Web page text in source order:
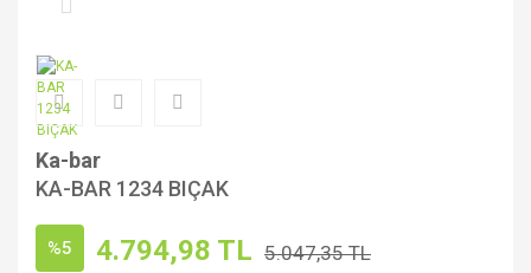
Ka-bar
KA-BAR 1234 BIÇAK
%5 4.794,98 TL 5.047,35 TL